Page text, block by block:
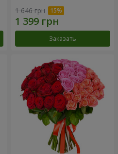
1 646 грн
Заказать